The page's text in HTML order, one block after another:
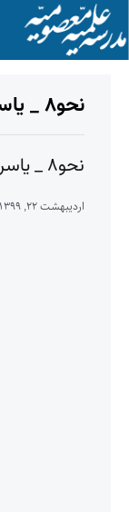
نحو۸ _ یاسر آقانصیری _ جلسه پنجاهم
نحو۸ _ یاسر آقانصیری _ جلسه پنجاهم
اردیبهشت ۲۲, ۱۳۹۹